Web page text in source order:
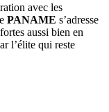
avec les
PANAME s’adresse
aussi bien en
l’élite qui reste